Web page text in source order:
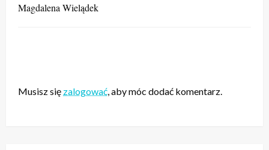
Magdalena Wielądek
Musisz się zalogować, aby móc dodać komentarz.